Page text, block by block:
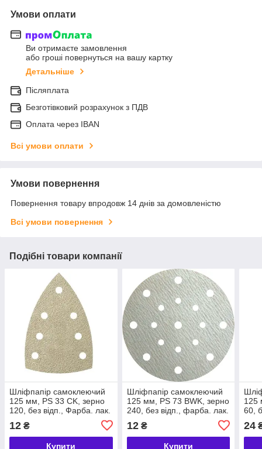
Умови оплати
Ви отримаєте замовлення
або гроші повернуться на вашу картку
Детальніше
Післяплата
Безготівковий розрахунок з ПДВ
Оплата через IBAN
Всі умови оплати
Умови повернення
Повернення товару впродовж 14 днів за домовленістю
Всі умови повернення
Подібні товари компанії
Шліфпапір самоклеючий
125 мм, PS 33 CK, зерно
120, без відп., Фарба. лак.
пластмаса. KLINGSPOR
(КЛІНГСПОР)
12 ₴
Купити
Шліфпапір самоклеючий
125 мм, PS 73 BWK, зерно
240, без відп., фарба. лак.
KLINGSPOR (КЛІНГСПОР)
12₴
Купити
125
60,
24